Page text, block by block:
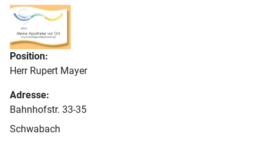
Position:
Herr Rupert Mayer
Adresse:
Bahnhofstr. 33-35
Schwabach